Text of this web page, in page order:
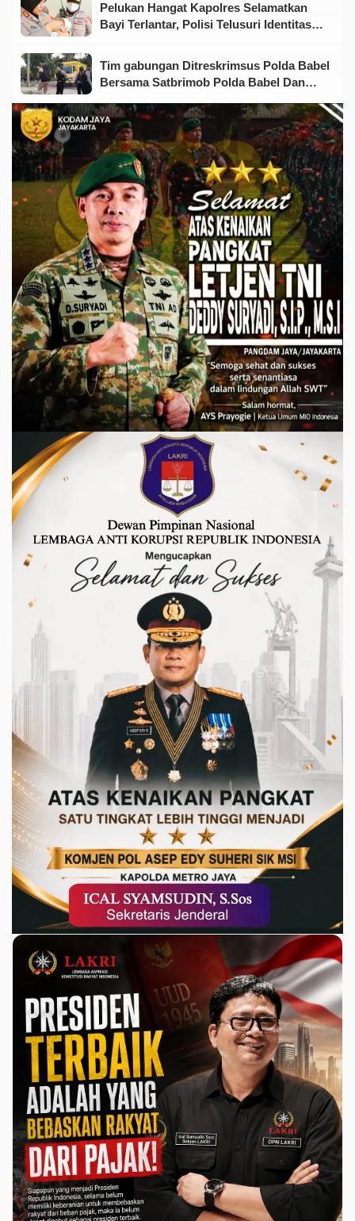
Pelukan Hangat Kapolres Selamatkan
Bayi Terlantar, Polisi Telusuri Identitas
Tim gabungan Ditreskrimsus Polda Babel
Bersama Satbrimob Polda Babel Dan
Mengamankan 53 ton Pasir Timah Diduga
Ilegal